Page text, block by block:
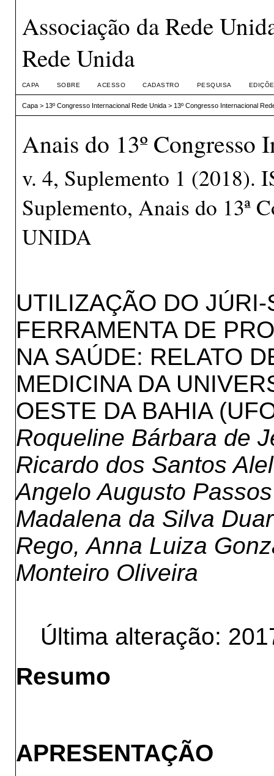
Associação da Rede
Rede Unida
CAPA SOBRE ACESSO CADASTRO PESQUISA
Capa> 13º Congresso Internacional Rede Unida> 13º Congresso Internacional
Anais do 13º Congresso
v. 4, Suplemento 1 (2018).
Suplemento, Anais do 13ª
UNIDA
UTILIZAÇÃO DO
FERRAMENTA DE
NA SAÚDE: RELATO
MEDICINA DA
OESTE DA BAHIA
Roqueline Bárbara de
Ricardo dos Santos
Angelo Augusto
Madalena da Silva
Rego, Anna Luiza
Monteiro Oliveira
Última alteração:
Resumo
APRESENTAÇÃO